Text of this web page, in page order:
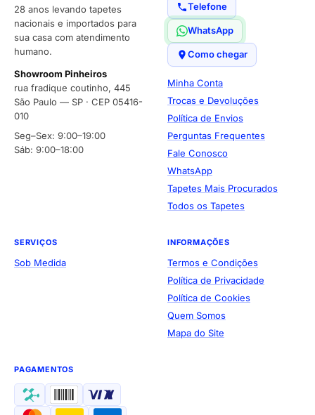
28 anos levando tapetes
nacionais e importados para
sua casa com atendimento
humano.
Showroom Pinheiros
rua fradique coutinho, 445
São Paulo — SP · CEP 05416-
010
Seg–Sex: 9:00–19:00
Sáb: 9:00–18:00
Telefone
WhatsApp
Como chegar
Minha Conta
Trocas e Devoluções
Política de Envios
Perguntas Frequentes
Fale Conosco
WhatsApp
Tapetes Mais Procurados
Todos os Tapetes
SERVIÇOS
Sob Medida
INFORMAÇÕES
Termos e Condições
Política de Privacidade
Política de Cookies
Quem Somos
Mapa do Site
PAGAMENTOS